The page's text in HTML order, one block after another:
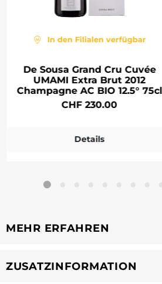
In den Filialen verfügbar
De Sousa Grand Cru Cuvée
UMAMI Extra Brut 2012
Champagne AC BIO 12.5° 75cl
CHF 230.00
Details
MEHR ERFAHREN
ZUSATZINFORMATION